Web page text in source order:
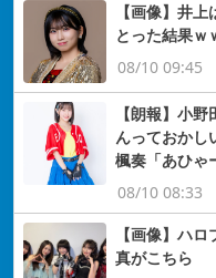
【画像】井
とった結果ｗ
08/10 09:45
【朗報】小
んっておかし
楓奏「あひゃ
08/10 08:33
【画像】ハ
真がこちら